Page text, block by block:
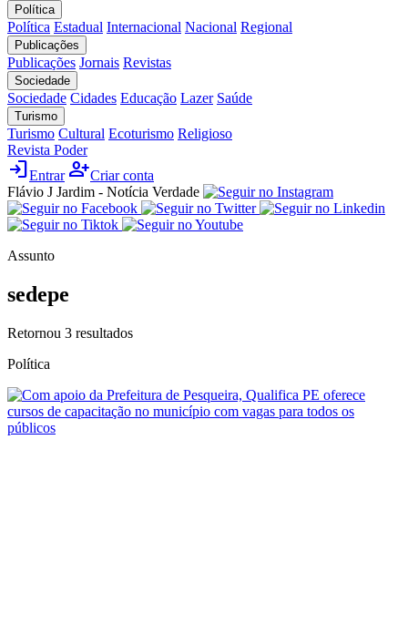
Política
Política Estadual Internacional Nacional Regional
Publicações
Publicações Jornais Revistas
Sociedade
Sociedade Cidades Educação Lazer Saúde
Turismo
Turismo Cultural Ecoturismo Religioso
Revista Poder
loginEntrar person_addCriar conta
Flávio J Jardim - Notícia Verdade
Assunto
sedepe
Retornou 3 resultados
Política